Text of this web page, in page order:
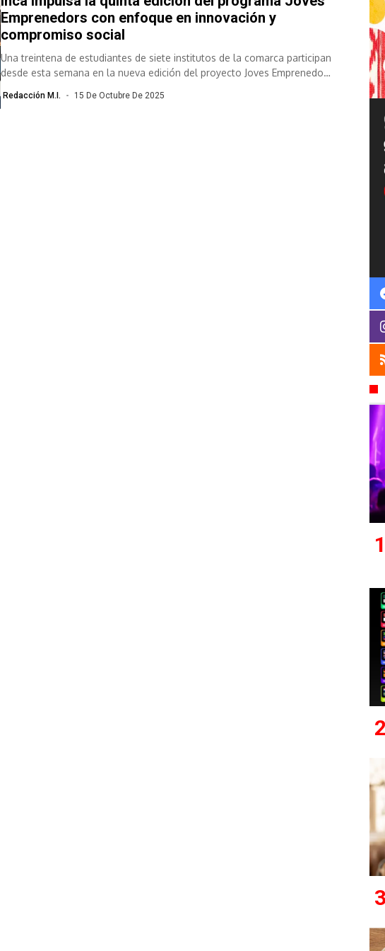
Emprenedors con enfoque en innovación y
compromiso social
Una treintena de estudiantes de siete institutos de la comarca participan
desde esta semana en la nueva edición del proyecto Joves Emprenedors
Redacción M.I. 15 De Octubre De 2025